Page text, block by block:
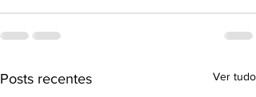
Posts recentes Ver tudo